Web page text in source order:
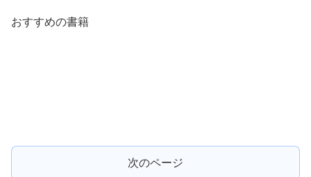
おすすめの書籍
次のページ